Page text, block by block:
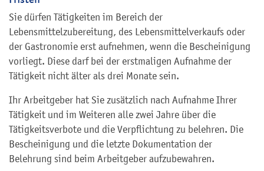
Sie dürfen Tätigkeiten im Bereich der
Lebensmittelzubereitung, des Lebensmittelverkaufs oder
der Gastronomie erst aufnehmen, wenn die Bescheinigung
vorliegt. Diese darf bei der erstmaligen Aufnahme der
Tätigkeit nicht älter als drei Monate sein.
Ihr Arbeitgeber hat Sie zusätzlich nach Aufnahme Ihrer
Tätigkeit und im Weiteren alle zwei Jahre über die
Tätigkeitsverbote und die Verpflichtung zu belehren. Die
Bescheinigung und die letzte Dokumentation der
Belehrung sind beim Arbeitgeber aufzubewahren.